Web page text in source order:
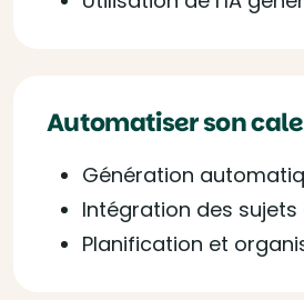
Automatiser son
Génération
Intégration des
Planification et